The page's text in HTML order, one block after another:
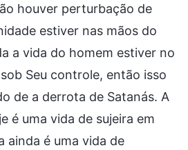
houver perturbação de
estiver nas mãos do
a vida do homem estiver no
Seu controle, então isso
de a derrota de Satanás. A
é uma vida de sujeira em
ainda é uma vida de